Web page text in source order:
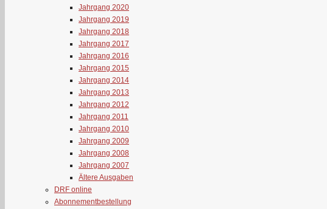
Jahrgang 2020
Jahrgang 2019
Jahrgang 2018
Jahrgang 2017
Jahrgang 2016
Jahrgang 2015
Jahrgang 2014
Jahrgang 2013
Jahrgang 2012
Jahrgang 2011
Jahrgang 2010
Jahrgang 2009
Jahrgang 2008
Jahrgang 2007
Ältere Ausgaben
DRF online
Abonnementbestellung